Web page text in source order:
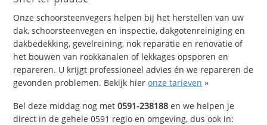
Onze schoorsteenvegers helpen bij het herstellen van uw
dak, schoorsteenvegen en inspectie, dakgotenreiniging en
dakbedekking, gevelreining, nok reparatie en renovatie of
het bouwen van rookkanalen of lekkages opsporen en
repareren. U krijgt professioneel advies én we repareren de
gevonden problemen. Bekijk hieronze tarieven »
Bel deze middag nog met0591-238188 en we helpen je
direct in de gehele 0591 regio en omgeving, dus ook in: